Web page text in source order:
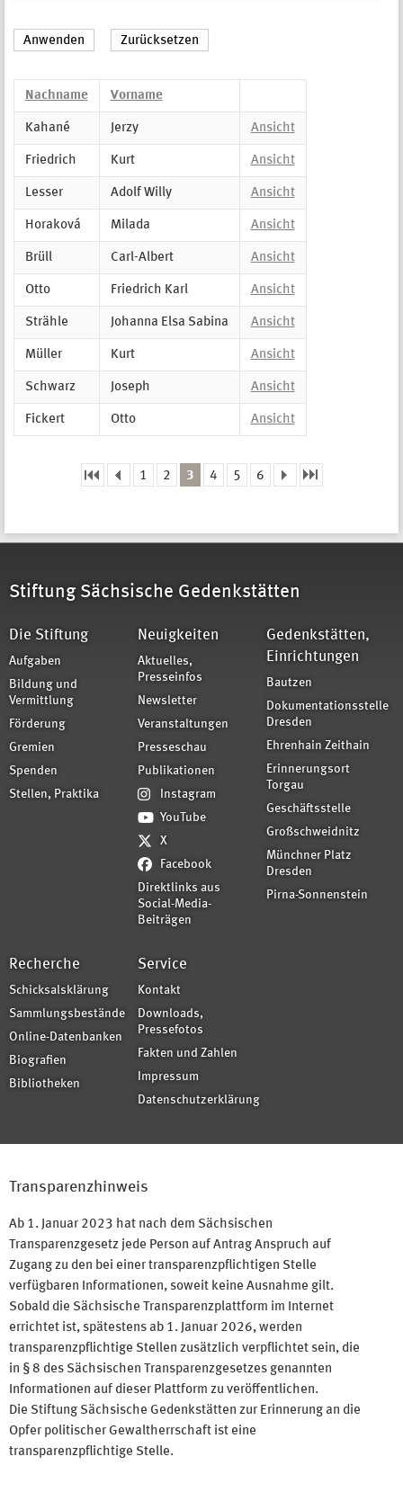
Nachname Vorname
Kahané Jerzy Ansicht
Friedrich Kurt Ansicht
Lesser Adolf Willy Ansicht
Horaková Milada Ansicht
Brüll Carl-Albert Ansicht
Otto Friedrich Karl Ansicht
Strähle Johanna Elsa Sabina Ansicht
Müller Kurt Ansicht
Schwarz Joseph Ansicht
Fickert Otto Ansicht
1 2 3 4 5 6
Stiftung Sächsische Gedenkstätten
Die Stiftung
Aufgaben
Bildung und
Vermittlung
Förderung
Gremien
Spenden
Stellen, Praktika
Neuigkeiten
Aktuelles,
Presseinfos
Newsletter
Veranstaltungen
Presseschau
Publikationen
Instagram
YouTube
X
Facebook
Direktlinks aus
Social-Media-
Beiträgen
Gedenkstätten,
Einrichtungen
Bautzen
Dokumentationsstelle
Dresden
Ehrenhain Zeithain
Erinnerungsort
Torgau
Geschäftsstelle
Großschweidnitz
Münchner Platz
Dresden
Pirna-Sonnenstein
Recherche
Schicksalsklärung
Sammlungsbestände
Online-Datenbanken
Biografien
Bibliotheken
Service
Kontakt
Downloads,
Pressefotos
Fakten und Zahlen
Impressum
Datenschutzerklärung
Transparenzhinweis
Ab 1. Januar 2023 hat nach dem Sächsischen
Transparenzgesetz jede Person auf Antrag Anspruch auf
Zugang zu den bei einer transparenzpflichtigen Stelle
verfügbaren Informationen, soweit keine Ausnahme gilt.
Sobald die Sächsische Transparenzplattform im Internet
errichtet ist, spätestens ab 1. Januar 2026, werden
transparenzpflichtige Stellen zusätzlich verpflichtet sein, die
in § 8 des Sächsischen Transparenzgesetzes genannten
Informationen auf dieser Plattform zu veröffentlichen.
Die Stiftung Sächsische Gedenkstätten zur Erinnerung an die
Opfer politischer Gewaltherrschaft ist eine
transparenzpflichtige Stelle.